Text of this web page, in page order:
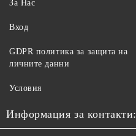
За Нас
Вход
GDPR политика за защита на
личните данни
Условия
Информация за контакти: